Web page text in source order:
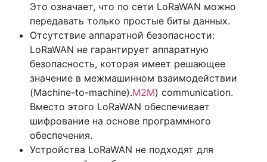
Это означает, что по сети LoRaWAN можно
передавать только простые биты данных.
Отсутствие аппаратной безопасности:
LoRaWAN не гарантирует аппаратную
безопасность, которая имеет решающее
значение в межмашинном взаимодействии
(Machine-to-machine).M2M) communication.
Вместо этого LoRaWAN обеспечивает
шифрование на основе программного
обеспечения.
Устройства LoRaWAN не подходят для